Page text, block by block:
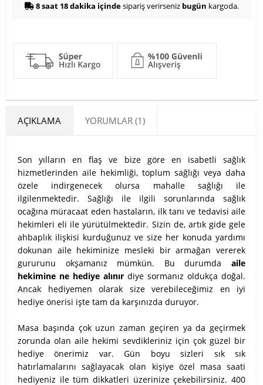
8 saat 18 dakika içindesipariş verirseniz bugün kargoda.
AÇIKLAMA YORUMLAR (1)
Son yılların en flaş ve bize göre en isabetli sağlık
hizmetlerinden aile hekimliği, toplum sağlığı veya daha
özele indirgenecek olursa mahalle sağlığı ile
ilgilenmektedir. Sağlığı ile ilgili sorunlarında sağlık
ocağına müracaat eden hastaların, ilk tanı ve tedavisi aile
hekimleri eli ile yürütülmektedir. Sizin de, artık gide gele
ahbaplık ilişkisi kurduğunuz ve size her konuda yardımı
dokunan aile hekiminize mesleki bir armağan vererek
gururunu okşamanız mümkün. Bu durumda aile
hekimine ne hediye alınır diye sormanız oldukça doğal.
Ancak hediyemen olarak size verebileceğimiz en iyi
hediye önerisi işte tam da karşınızda duruyor.
Masa başında çok uzun zaman geçiren ya da geçirmek
zorunda olan aile hekimi sevdikleriniz için çok güzel bir
hediye önerimiz var. Gün boyu sizleri sık sık
hatırlamalarını sağlayacak olan kişiye özel masa saati
hediyeniz ile tüm dikkatleri üzerinize çekebilirsiniz. 400